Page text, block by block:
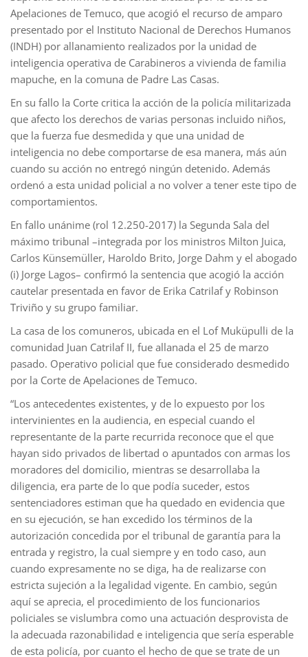
Apelaciones de Temuco, que acogió el recurso de amparo
presentado por el Instituto Nacional de Derechos Humanos
(INDH) por allanamiento realizados por la unidad de
inteligencia operativa de Carabineros a vivienda de familia
mapuche, en la comuna de Padre Las Casas.
En su fallo la Corte critica la acción de la policía militarizada
que afecto los derechos de varias personas incluido niños,
que la fuerza fue desmedida y que una unidad de
inteligencia no debe comportarse de esa manera, más aún
cuando su acción no entregó ningún detenido. Además
ordenó a esta unidad policial a no volver a tener este tipo de
comportamientos.
En fallo unánime (rol 12.250-2017) la Segunda Sala del
máximo tribunal –integrada por los ministros Milton Juica,
Carlos Künsemüller, Haroldo Brito, Jorge Dahm y el abogado
(i) Jorge Lagos– confirmó la sentencia que acogió la acción
cautelar presentada en favor de Erika Catrilaf y Robinson
Triviño y su grupo familiar.
La casa de los comuneros, ubicada en el Lof Muküpulli de la
comunidad Juan Catrilaf II, fue allanada el 25 de marzo
pasado. Operativo policial que fue considerado desmedido
por la Corte de Apelaciones de Temuco.
“Los antecedentes existentes, y de lo expuesto por los
intervinientes en la audiencia, en especial cuando el
representante de la parte recurrida reconoce que el que
hayan sido privados de libertad o apuntados con armas los
moradores del domicilio, mientras se desarrollaba la
diligencia, era parte de lo que podía suceder, estos
sentenciadores estiman que ha quedado en evidencia que
en su ejecución, se han excedido los términos de la
autorización concedida por el tribunal de garantía para la
entrada y registro, la cual siempre y en todo caso, aun
cuando expresamente no se diga, ha de realizarse con
estricta sujeción a la legalidad vigente. En cambio, según
aquí se aprecia, el procedimiento de los funcionarios
policiales se vislumbra como una actuación desprovista de
la adecuada razonabilidad e inteligencia que sería esperable
de esta policía, por cuanto el hecho de que se trate de un